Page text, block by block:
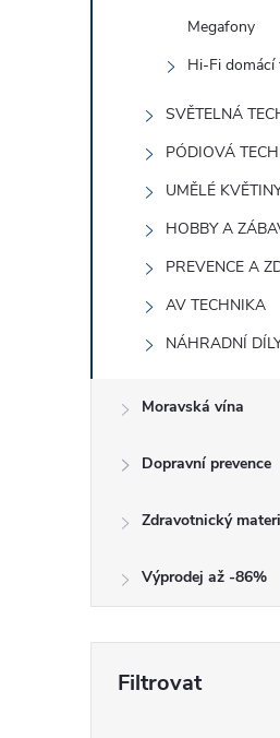
Megafony
Hi-Fi domácí
SVĚTELNÁ
PÓDIOVÁ
UMĚLÉ
HOBBY A
PREVENCE A
AV TECHNIKA
NÁHRADNÍ
Moravská vína
Dopravní prevence
Zdravotnický
Výprodej až -86%